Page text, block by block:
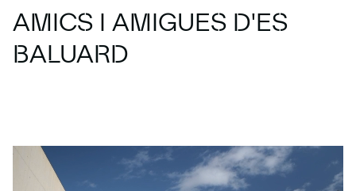
AMICS I AMIGUES D'ES
BALUARD